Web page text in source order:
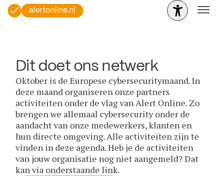
alertonline.nl
Dit doet ons netwerk
Oktober is de Europese cybersecuritymaand. In
deze maand organiseren onze partners
activiteiten onder de vlag van Alert Online. Zo
brengen we allemaal cybersecurity onder de
aandacht van onze medewerkers, klanten en
hun directe omgeving. Alle activiteiten zijn te
vinden in deze agenda. Heb je de activiteiten
van jouw organisatie nog niet aangemeld? Dat
kan via onderstaande link.